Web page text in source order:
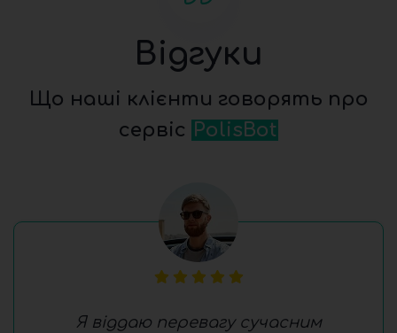
Відгуки
Що наші клієнти говорять про
сервіс PolisBot
Я віддаю перевагу сучасним